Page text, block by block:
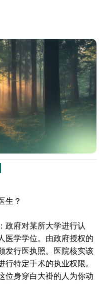
生？
政府对某所大学进行认
医学学位。由政府授权的
发行医执照。医院核实该
特定手术的执业权限。
位身穿白大褂的人为你动